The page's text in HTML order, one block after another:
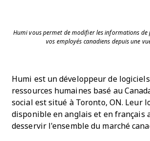
Humi vous permet de modifier les informations de
vos employés canadiens depuis une
Humi est un développeur de
ressources humaines basé au
social est situé à Toronto, ON. Leur
disponible en anglais et en français
desservir l'ensemble du marché